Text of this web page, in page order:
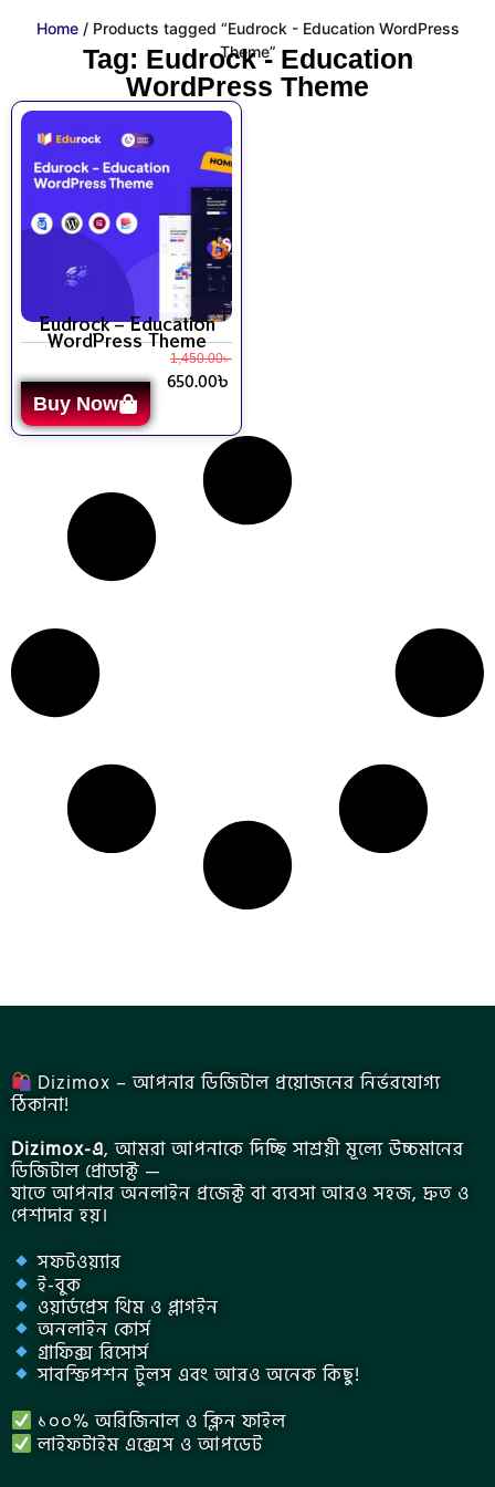
Home/ Products tagged “Eudrock - Education WordPress
Theme”
Tag: Eudrock - Education
WordPress Theme
Eudrock – Education
WordPress Theme
1,450.00৳
650.00৳
Buy Now
Dizimox – আপনার ডিজিটাল প্রয়োজনের নির্ভরযোগ্য
ঠিকানা!
Dizimox-এ, আমরা আপনাকে দিচ্ছি সাশ্রয়ী মূল্যে উচ্চমানের
ডিজিটাল প্রোডাক্ট —
যাতে আপনার অনলাইন প্রজেক্ট বা ব্যবসা আরও সহজ, দ্রুত ও
পেশাদার হয়।
সফটওয়্যার
ই-বুক
ওয়ার্ডপ্রেস থিম ও প্লাগইন
অনলাইন কোর্স
গ্রাফিক্স রিসোর্স
সাবস্ক্রিপশন টুলস এবং আরও অনেক কিছু!
১০০% অরিজিনাল ও ক্লিন ফাইল
লাইফটাইম এক্সেস ও আপডেট